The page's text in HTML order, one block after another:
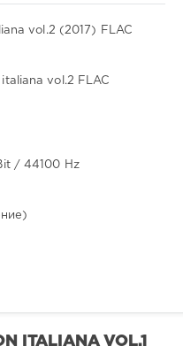
vol.2 FLAC
/ 44100 Hz
ITALIANA VOL.1